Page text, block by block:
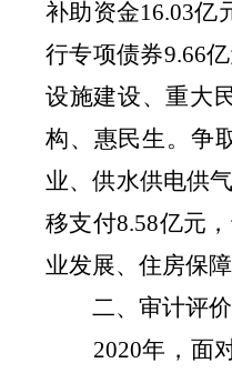
补助资金16.03亿
行专项债券9.66
设施建设、重大
构、惠民生。争
业、供水供电供
移支付8.58亿元
业发展、住房保
二、 审计评价
2020年，面